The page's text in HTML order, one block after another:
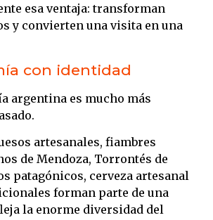
esa ventaja: transforman
y convierten una visita en una
con identidad
argentina es mucho más
artesanales, fiambres
de Mendoza, Torrontés de
patagónicos, cerveza artesanal
forman parte de una
la enorme diversidad del